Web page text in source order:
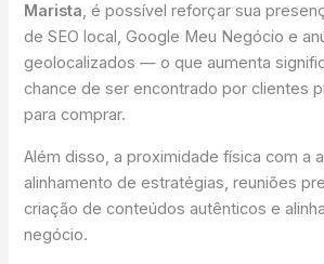
Marista, é possível reforçar sua
de SEO local, Google Meu Negócio e
geolocalizados — o que aumenta
chance de ser encontrado por clientes
para comprar.
Além disso, a proximidade física com a
alinhamento de estratégias, reuniões
criação de conteúdos autênticos e
negócio.